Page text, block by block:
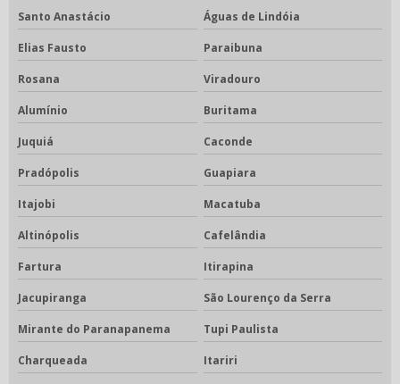
Santo Anastácio Águas de Lindóia
Elias Fausto Paraibuna
Rosana Viradouro
Alumínio Buritama
Juquiá Caconde
Pradópolis Guapiara
Itajobi Macatuba
Altinópolis Cafelândia
Fartura Itirapina
Jacupiranga São Lourenço da Serra
Mirante do Paranapanema Tupi Paulista
Charqueada Itariri